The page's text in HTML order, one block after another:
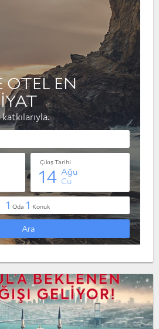
Köprülü
Manavgat
Serik Taşağıl
Konyaaltı